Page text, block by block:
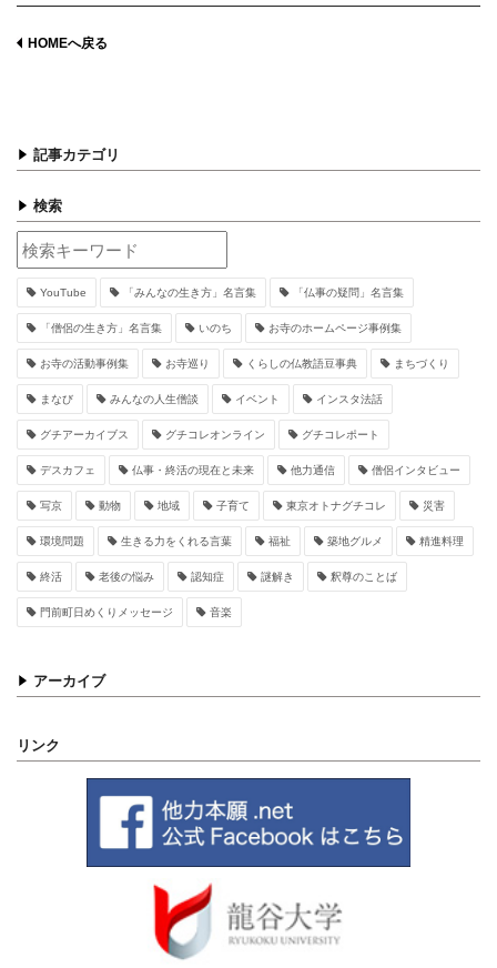
HOMEへ戻る
記事カテゴリ
検索
YouTube 「みんなの生き方」名言集 「仏事の疑問」名言集
「僧侶の生き方」名言集 いのち お寺のホームページ事例集
お寺の活動事例集 お寺巡り くらしの仏教語豆事典 まちづくり
まなび みんなの人生僧談 イベント インスタ法話
グチアーカイブス グチコレオンライン グチコレポート
デスカフェ 仏事・終活の現在と未来 他力通信 僧侶インタビュー
写京 動物 地域 子育て 東京オトナグチコレ 災害
環境問題 生きる力をくれる言葉 福祉 築地グルメ 精進料理
終活 老後の悩み 認知症 謎解き 釈尊のことば
門前町日めくりメッセージ 音楽
アーカイブ
リンク